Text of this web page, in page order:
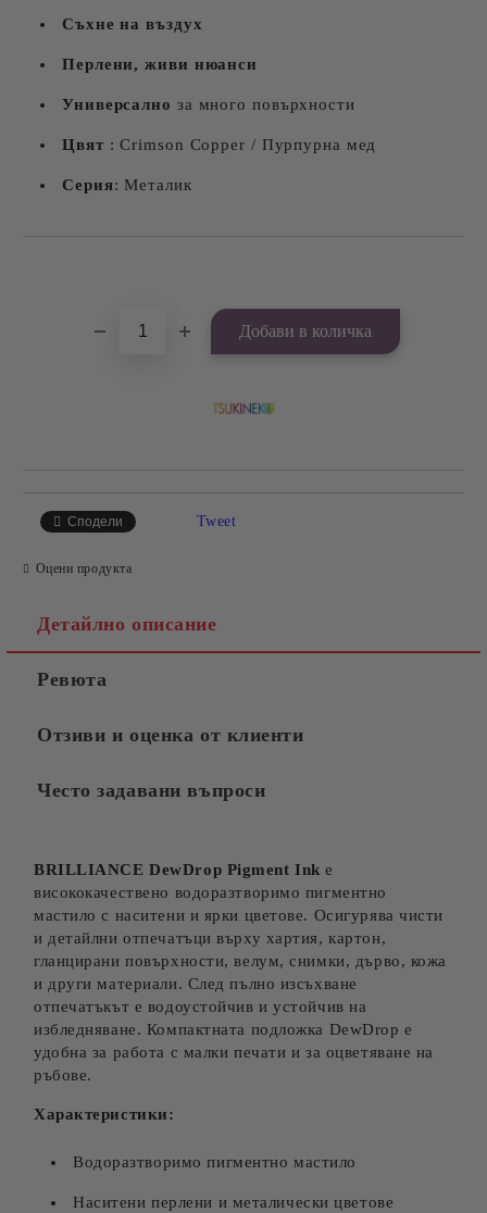
Съхне на въздух
Перлени, живи нюанси
Универсално за много повърхности
Цвят : Crimson Copper / Пурпурна мед
Серия: Металик
Сподели Tweet
Оцени продукта
Детайлно описание
Ревюта
Отзиви и оценка от клиенти
Често задавани въпроси
BRILLIANCE DewDrop Pigment Ink е
висококачествено водоразтворимо пигментно
мастило с наситени и ярки цветове. Осигурява чисти
и детайлни отпечатъци върху хартия, картон,
гланцирани повърхности, велум, снимки, дърво, кожа
и други материали. След пълно изсъхване
отпечатъкът е водоустойчив и устойчив на
избледняване. Компактната подложка DewDrop е
удобна за работа с малки печати и за оцветяване на
ръбове.
Характеристики:
Водоразтворимо пигментно мастило
Наситени перлени и металически цветове